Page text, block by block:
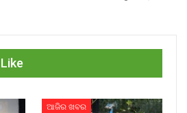
ଆଜିର ଖବର